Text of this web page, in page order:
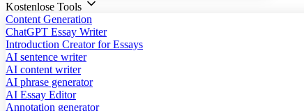
Kostenlose Tools
Content Generation
ChatGPT Essay Writer
Introduction Creator for Essays
AI sentence writer
AI content writer
AI phrase generator
AI Essay Editor
Annotation generator